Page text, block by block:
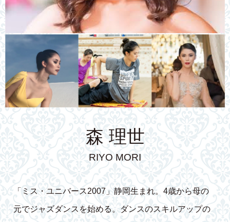
森 理世
RIYO MORI
「ミス・ユニバース2007」静岡生まれ。4歳から母の
元でジャズダンスを始める。ダンスのスキルアップの